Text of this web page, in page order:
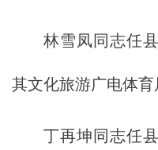
林雪凤同志任
其文化旅游广电体育
丁再坤同志任